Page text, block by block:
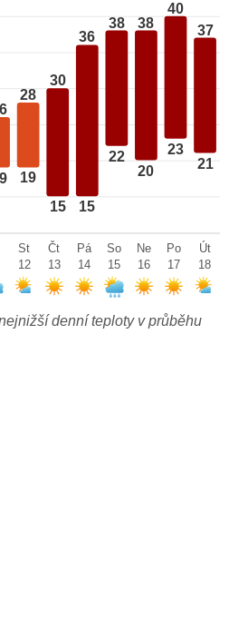
28
19
30
15
36
15
38
22
38
20
40
23
37
21
St
12
Čt
13
Pá
14
So
15
Ne
16
Po
17
Út
18
denní teploty v průběhu